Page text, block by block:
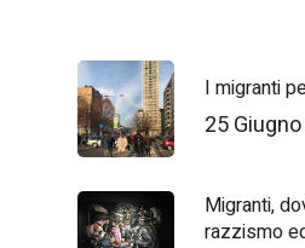
I migranti
25
Migranti,
razzismo